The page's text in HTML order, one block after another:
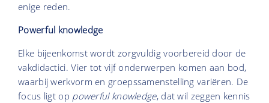
enige reden.
Powerful knowledge
Elke bijeenkomst wordt zorgvuldig voorbereid door de
vakdidactici. Vier tot vijf onderwerpen komen aan bod,
waarbij werkvorm en groepssamenstelling variëren. De
focus ligt op powerful knowledge, dat wil zeggen kennis